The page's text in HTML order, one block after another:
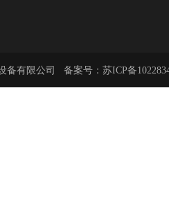
备有限公司 备案号： 苏ICP备